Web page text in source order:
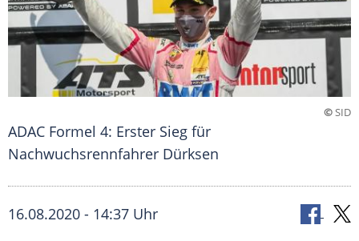
©SID
ADAC Formel 4: Erster Sieg für
Nachwuchsrennfahrer Dürksen
16.08.2020 - 14:37 Uhr